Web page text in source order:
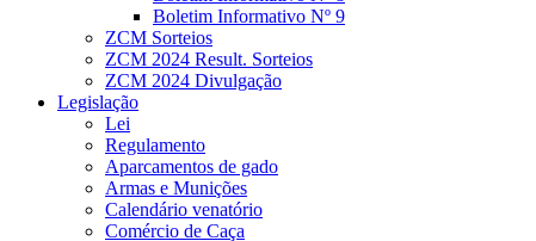
Boletim Informativo Nº 9
ZCM Sorteios
ZCM 2024 Result. Sorteios
ZCM 2024 Divulgação
Legislação
Lei
Regulamento
Aparcamentos de gado
Armas e Munições
Calendário venatório
Comércio de Caça